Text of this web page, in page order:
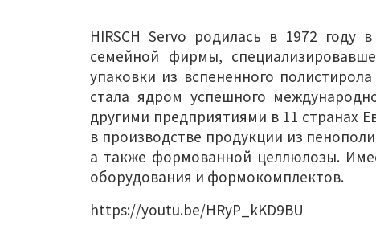
HIRSCH Servo родилась в 1972 году
семейной фирмы,
упаковки из вспененного
стала ядром успешного
другими предприятиями в 11 странах
в производстве продукции из
а также формованной целлюлозы.
оборудования и формокомплектов.
https://youtu.be/HRyP_kKD9BU